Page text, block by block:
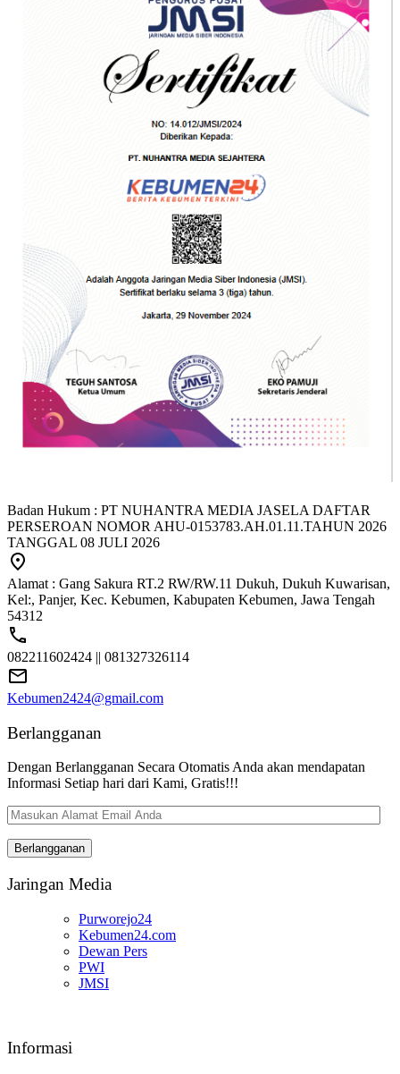
Badan Hukum : PT NUHANTRA MEDIA JASELA DAFTAR
PERSEROAN NOMOR AHU-0153783.AH.01.11.TAHUN 2026
TANGGAL 08 JULI 2026
Alamat : Gang Sakura RT.2 RW/RW.11 Dukuh, Dukuh Kuwarisan,
Kel:, Panjer, Kec. Kebumen, Kabupaten Kebumen, Jawa Tengah
54312
082211602424 || 081327326114
Kebumen2424@gmail.com
Berlangganan
Dengan Berlangganan Secara Otomatis Anda akan mendapatan
Informasi Setiap hari dari Kami, Gratis!!!
Masukan
Alamat
Email
Anda
Berlangganan
Jaringan Media
Purworejo24
Kebumen24.com
Dewan Pers
PWI
JMSI
Informasi